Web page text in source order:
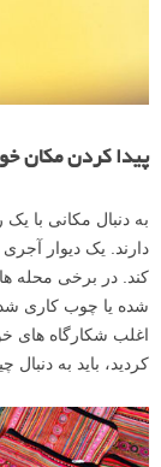
پیدا کردن مکان
به دنبال مکانی با
دارند. یک دیوار
کند. در برخی محله ها
شده یا چوب کاری
اغلب شکارگاه های
کردید، باید به